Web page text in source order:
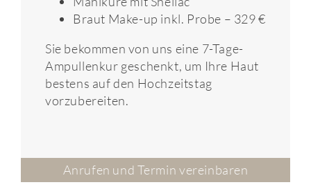
Braut Make-up inkl. Probe – 329 €
Sie bekommen von uns eine 7-Tage-
Ampullenkur geschenkt, um Ihre Haut
bestens auf den Hochzeitstag
vorzubereiten.
Anrufen und Termin vereinbaren